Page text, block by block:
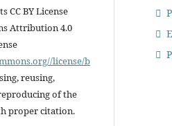
CC BY License
Attribution 4.0
license/b
reusing,
of the
proper citation.